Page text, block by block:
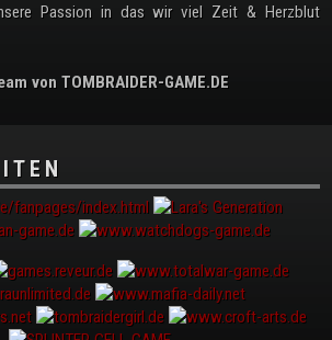
Passion in das wir viel Zeit & Herzblut
von TOMBRAIDER-GAME.DE